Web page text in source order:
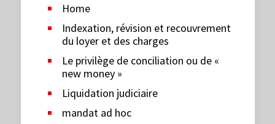
Home
Indexation, révision et recouvrement
du loyer et des charges
Le privilège de conciliation ou de «
new money »
Liquidation judiciaire
mandat ad hoc